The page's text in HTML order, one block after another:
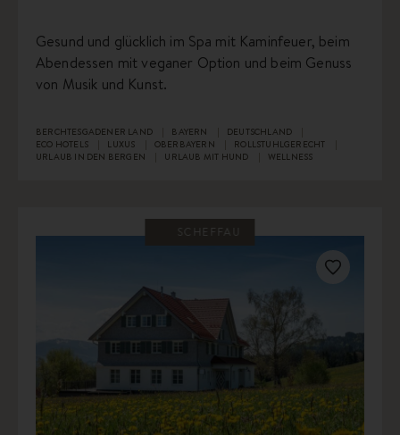
Gesund und glücklich im Spa mit Kaminfeuer, beim
Abendessen mit veganer Option und beim Genuss
von Musik und Kunst.
BERCHTESGADENER LAND BAYERN
DEUTSCHLAND
ECO HOTELS
LUXUS OBERBAYERN
ROLLSTUHLGERECHT
URLAUB IN DEN BERGEN
URLAUB MIT HUND WELLNESS
SCHEFFAU